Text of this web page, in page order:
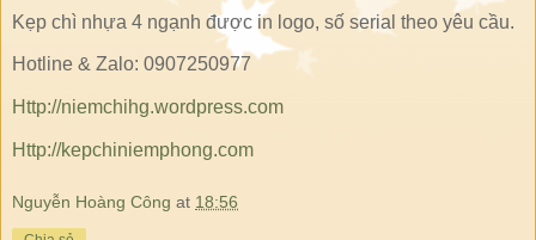
Kẹp chì nhựa 4 ngạnh được in logo, số serial theo yêu cầu.
Hotline & Zalo: 0907250977
Http://niemchihg.wordpress.com
Http://kepchiniemphong.com
Nguyễn Hoàng Công at 18:56